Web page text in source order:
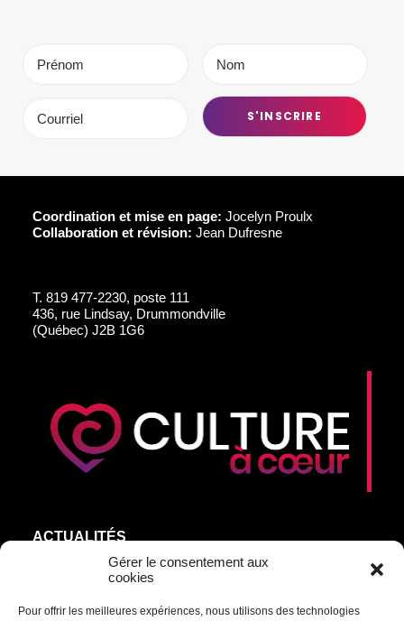
Gérer le consentement aux
cookies
Pour offrir les meilleures expériences, nous utilisons des technologies
Coordination et mise en page: Jocelyn Proulx
Collaboration et révision: Jean Dufresne
T. 819 477-2230, poste 111
436, rue Lindsay, Drummondville
(Québec) J2B 1G6
ACTUALITÉS
AGEND’ART
NOS ARTISTES
ÉDITIONS